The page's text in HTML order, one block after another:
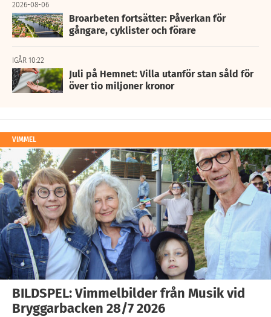
2026-08-06
Broarbeten fortsätter: Påverkan för
gångare, cyklister och förare
IGÅR 10:22
Juli på Hemnet: Villa utanför stan såld för
över tio miljoner kronor
VIMMEL
BILDSPEL: Vimmelbilder från Musik vid
Bryggarbacken 28/7 2026